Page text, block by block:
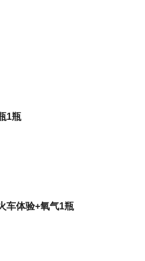
1瓶
车体验+氧气1瓶